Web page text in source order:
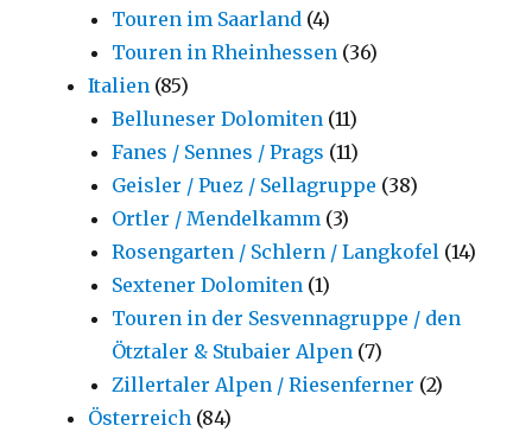
Touren im Saarland (4)
Touren in Rheinhessen (36)
Italien (85)
Belluneser Dolomiten (11)
Fanes / Sennes / Prags (11)
Geisler / Puez / Sellagruppe (38)
Ortler / Mendelkamm (3)
Rosengarten / Schlern / Langkofel (14)
Sextener Dolomiten (1)
Touren in der Sesvennagruppe / den
Ötztaler & Stubaier Alpen (7)
Zillertaler Alpen / Riesenferner (2)
Österreich (84)